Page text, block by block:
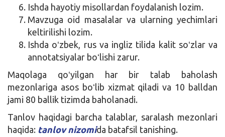
Ishda hayotiy misollardan foydalanish lozim.
Mavzuga oid masalalar va ularning yechimlari
keltirilishi lozim.
Ishda oʻzbek, rus va ingliz tilida kalit soʻzlar va
annotatsiyalar boʻlishi zarur.
Maqolaga qoʻyilgan har bir talab baholash
mezonlariga asos boʻlib xizmat qiladi va 10 balldan
jami 80 ballik tizimda baholanadi.
Tanlov haqidagi barcha talablar, saralash mezonlari
haqida: tanlov nizomida batafsil tanishing.